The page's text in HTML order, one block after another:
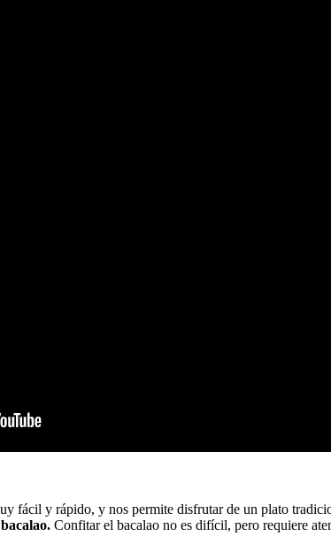
fácil y rápido, y nos permite disfrutar de un plato
Confitar el bacalao no es difícil, pero requiere